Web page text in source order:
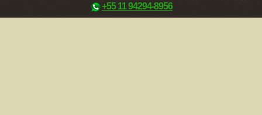
+55 11 94294-8956